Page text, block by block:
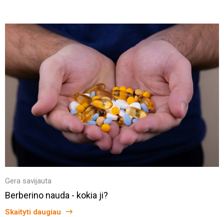
Gera savijauta
Berberino nauda - kokia ji?
Skaityti daugiau